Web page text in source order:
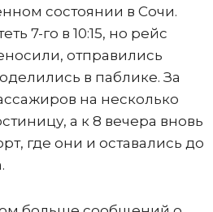
состоянии в Сочи.
7-го в 10:15, но рейс
отправились
в паблике. За
на несколько
а к 8 вечера вновь
где они и оставались до